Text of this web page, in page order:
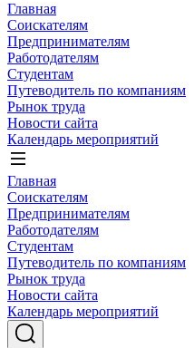
Главная
Соискателям
Предпринимателям
Работодателям
Студентам
Путеводитель по компаниям
Рынок труда
Новости сайта
Календарь мероприятий
Главная
Соискателям
Предпринимателям
Работодателям
Студентам
Путеводитель по компаниям
Рынок труда
Новости сайта
Календарь мероприятий